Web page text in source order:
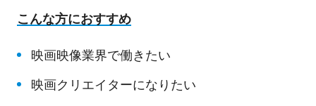
こんな方におすすめ
映画映像業界で働きたい
映画クリエイターになりたい